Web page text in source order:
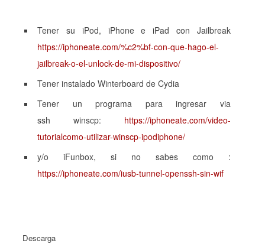
Tener su iPod, iPhone e iPad con Jailbreak
https://iphoneate.com/%c2%bf-con-que-hago-el-
jailbreak-o-el-unlock-de-mi-dispositivo/
Tener instalado Winterboard de Cydia
Tener un programa para ingresar via
ssh winscp: https://iphoneate.com/video-
tutorialcomo-utilizar-winscp-ipodiphone/
y/o iFunbox, si no sabes como :
https://iphoneate.com/iusb-tunnel-openssh-sin-wif
Descarga